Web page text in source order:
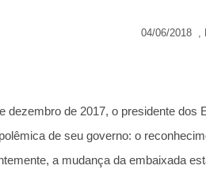
04/06/2018 ,
dezembro de 2017, o presidente
de seu governo: o
a mudança da embaixada